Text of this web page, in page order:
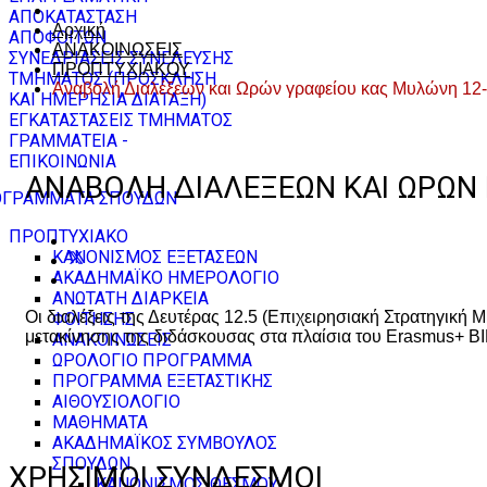
ΑΠΟΚΑΤΑΣΤΑΣΗ
ΑΠΟΦΟΙΤΩΝ
ΣΥΝΕΔΡΙΑΣΕΙΣ ΣΥΝΕΛΕΥΣΗΣ
ΤΜΗΜΑΤΟΣ (ΠΡΟΣΚΛΗΣΗ
ΚΑΙ ΗΜΕΡΗΣΙΑ ΔΙΑΤΑΞΗ)
ΕΓΚΑΤΑΣΤΑΣΕΙΣ ΤΜΗΜΑΤΟΣ
ΓΡΑΜΜΑΤΕΙΑ -
ΕΠΙΚΟΙΝΩΝΙΑ
ΣΠΟΥΔΩΝ
ΠΡΟΠΤΥΧΙΑΚΟ
ΚΑΝΟΝΙΣΜΟΣ ΕΞΕΤΑΣΕΩΝ
ΑΚΑΔΗΜΑΪΚΟ ΗΜΕΡΟΛΟΓΙΟ
ΑΝΩΤΑΤΗ ΔΙΑΡΚΕΙΑ
ΦΟΙΤΗΣΗΣ
ΑΝΑΚΟΙΝΩΣΕΙΣ
ΩΡΟΛΟΓΙΟ ΠΡΟΓΡΑΜΜΑ
ΠΡΟΓΡΑΜΜΑ ΕΞΕΤΑΣΤΙΚΗΣ
ΑΙΘΟΥΣΙΟΛΟΓΙΟ
ΜΑΘΗΜΑΤΑ
ΑΚΑΔΗΜΑΪΚΟΣ ΣΥΜΒΟΥΛΟΣ
ΣΠΟΥΔΩΝ
Αρχική
ΑΝΑΚΟΙΝΩΣΕΙΣ
ΠΡΟΠΤΥΧΙΑΚΟΥ
Αναβολή Διαλέξεων και Ωρών γραφείου κας Μυλώνη
ΑΝΑΒΟΛΉ ΔΙΑΛΈΞΕΩΝ ΚΑΙ
Οι διαλέξεις της Δευτέρας 12.5 (Επιχειρησιακή
μετακίνησης της διδάσκουσας στα πλαίσια του Erasmus+
ΧΡΗΣΙΜΟΙ ΣΥΝΔΕΣΜΟΙ